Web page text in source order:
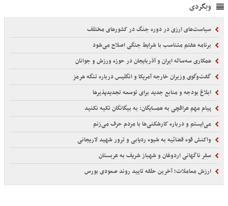
وبگردی
سیاست‌های ارزی در دوره جنگ در کشورهای مختلف
برنامه هفتم متناسب با شرایط جنگی اصلاح می‌شود
همکاری سه‌ساله ایران و آذربایجان در حوزه ورزش و جوانان
گفت‌وگوی وزیران خارجه آمریکا و انگلیس درباره تنگه هرمز
ابلاغ بودجه و منابع جدید برای توسعه تجدیدپذیرها
پیام مهم عراقچی به همسایگان: به بیگانگان تکیه نکنید
می‌ایستم و درباره کارشکنی‌ها با مردم حرف می‌زنم
واکنش قوه قضائیه به شیوه ردیابی و ترور شهید لاریجانی
سفر ناگهانی اردوغان و شهباز شریف به عربستان
ارزش معاملات؛ آخرین حلقه تایید روند صعودی بورس